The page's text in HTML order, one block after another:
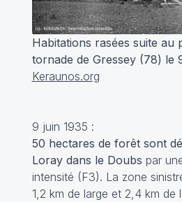
Habitations rasées suite au
tornade de Gressey (78) le
Keraunos.org
9 juin 1935 :
50 hectares de forêt sont
Loray dans le Doubs par
intensité (F3). La zone
1,2 km de large et 2,4 km de